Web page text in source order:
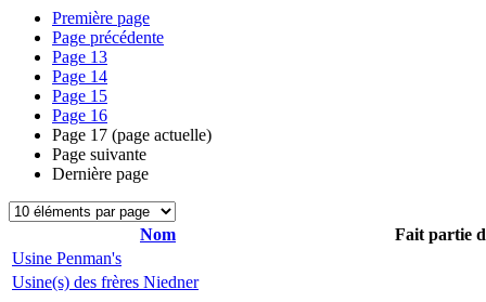
Première page
Page précédente
Page 13
Page 14
Page 15
Page 16
Page 17 (page actuelle)
Page suivante
Dernière page
Nom
Fait partie
Usine Penman's
Usine(s) des frères Niedner